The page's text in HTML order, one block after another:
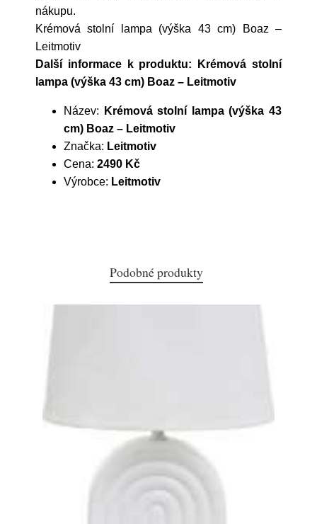
nákupu.
Krémová stolní lampa (výška 43 cm) Boaz –
Leitmotiv
Další informace k produktu: Krémová stolní
lampa (výška 43 cm) Boaz – Leitmotiv
Název:
Krémová stolní lampa (výška 43
cm) Boaz – Leitmotiv
Značka: Leitmotiv
Cena: 2490 Kč
Výrobce: Leitmotiv
Podobné produkty